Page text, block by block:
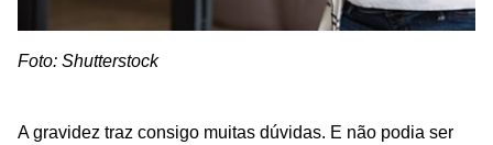
Foto: Shutterstock
A gravidez traz consigo muitas dúvidas. E não podia ser